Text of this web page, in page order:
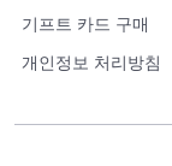
기프트 카드 구매
개인정보 처리방침